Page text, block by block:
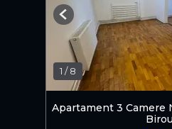
1 /8
Previous
Apartament 3 Camere
Birou